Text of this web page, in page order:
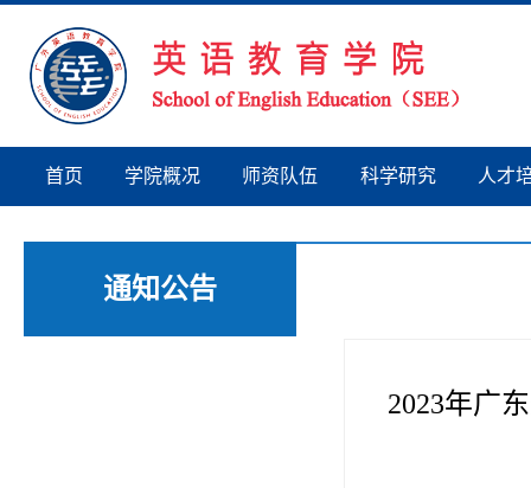
首页 学院概况 师资队伍 科学研究 人才
通知公告
2023年广